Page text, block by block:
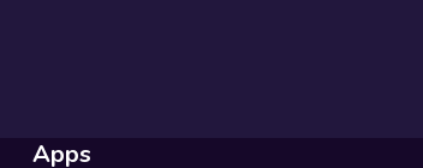
Apps